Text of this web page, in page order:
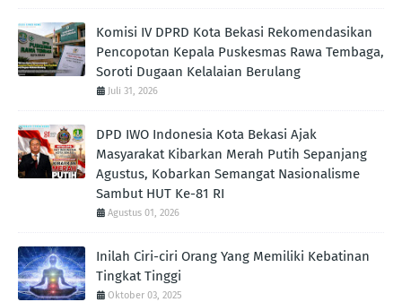
Komisi IV DPRD Kota Bekasi Rekomendasikan
Pencopotan Kepala Puskesmas Rawa Tembaga,
Soroti Dugaan Kelalaian Berulang
Juli 31, 2026
DPD IWO Indonesia Kota Bekasi Ajak
Masyarakat Kibarkan Merah Putih Sepanjang
Agustus, Kobarkan Semangat Nasionalisme
Sambut HUT Ke-81 RI
Agustus 01, 2026
Inilah Ciri-ciri Orang Yang Memiliki Kebatinan
Tingkat Tinggi
Oktober 03, 2025